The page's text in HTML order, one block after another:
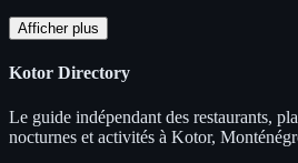
Afficher plus
Kotor Directory
Le guide indépendant des restaurants,
nocturnes et activités à Kotor,